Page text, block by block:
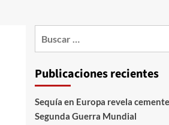
Publicaciones recientes
Sequía en Europa revela
Segunda Guerra Mundial